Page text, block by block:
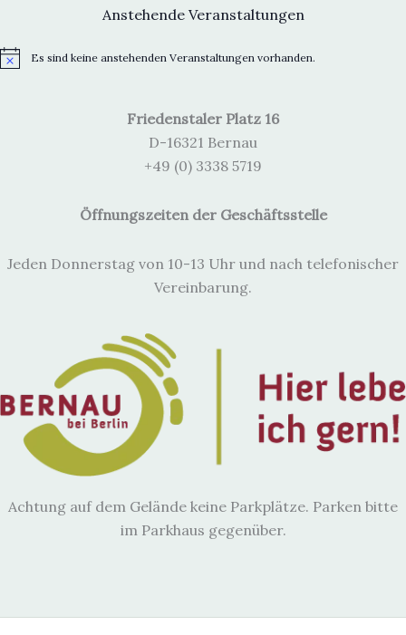
Anstehende Veranstaltungen
H
Es sind keine anstehenden Veranstaltungen vorhanden.
Friedenstaler Platz 16
D-16321 Bernau
+49 (0) 3338 5719
Öffnungszeiten der Geschäftsstelle
Jeden Donnerstag von 10-13 Uhr und nach telefonischer
Vereinbarung.
Achtung auf dem Gelände keine Parkplätze. Parken bitte
im Parkhaus gegenüber.